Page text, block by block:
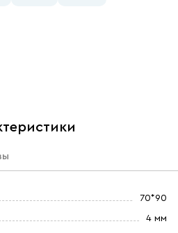
70*90
4 мм